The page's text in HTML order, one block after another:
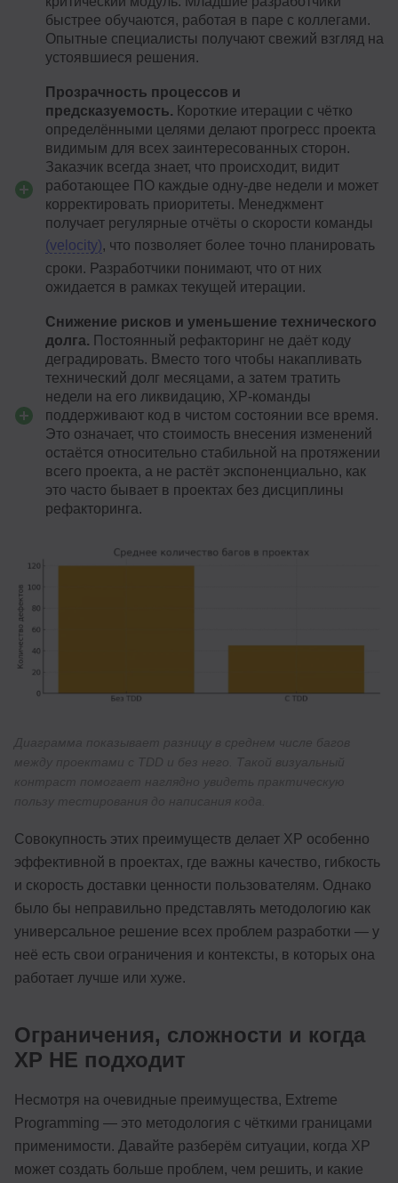
быстрее обучаются, работая в паре с коллегами.
Опытные специалисты получают свежий взгляд на
устоявшиеся решения.
Прозрачность процессов и
предсказуемость. Короткие итерации с чётко
определёнными целями делают прогресс проекта
видимым для всех заинтересованных сторон.
Заказчик всегда знает, что происходит, видит
работающее ПО каждые одну-две недели и может
корректировать приоритеты. Менеджмент
получает регулярные отчёты о скорости команды
(velocity), что позволяет более точно планировать
сроки. Разработчики понимают, что от них
ожидается в рамках текущей итерации.
Снижение рисков и уменьшение технического
долга. Постоянный рефакторинг не даёт коду
деградировать. Вместо того чтобы накапливать
технический долг месяцами, а затем тратить
недели на его ликвидацию, XP-команды
поддерживают код в чистом состоянии все время.
Это означает, что стоимость внесения изменений
остаётся относительно стабильной на протяжении
всего проекта, а не растёт экспоненциально, как
это часто бывает в проектах без дисциплины
рефакторинга.
Совокупность этих преимуществ делает XP особенно
эффективной в проектах, где важны качество, гибкость
и скорость доставки ценности пользователям. Однако
было бы неправильно представлять методологию как
универсальное решение всех проблем разработки — у
неё есть свои ограничения и контексты, в которых она
работает лучше или хуже.
Ограничения, сложности и когда
XP НЕ подходит
Несмотря на очевидные преимущества, Extreme
Programming — это методология с чёткими границами
применимости. Давайте разберём ситуации, когда XP
может создать больше проблем, чем решить, и какие